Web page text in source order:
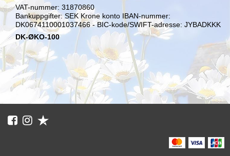
VAT-nummer: 31870860
Bankuppgifter: SEK Krone konto IBAN-nummer:
DK0674110001037466 - BIC-kode/SWIFT-adresse: JYBADKKK
DK-ØKO-100